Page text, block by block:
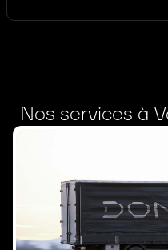
Nos services à